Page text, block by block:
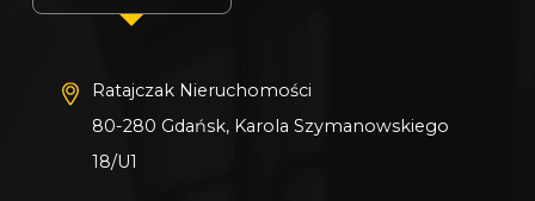
Ratajczak Nieruchomości
80-280 Gdańsk, Karola Szymanowskiego
18/U1